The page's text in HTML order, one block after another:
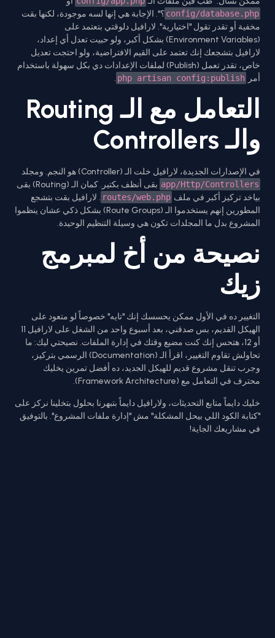
config/database.php؟". الإجابة هي إنها لسه موجودة، لكنها بقت
مخفية أو تقدر تقول "اختيارية". لارافيل دلوقتي بتعتمد على
(Environment Variables) بشكل أكبر، ولو حبيت تعدل أي إعداد،
لارافيل بتشجعك إنك تعتمد على القيم الافتراضية، ولو احتجت تعديل
خاص، تقدر تعمل (Publish) لملفات الإعدادات دي بكل سهولة باستخدام
أمر php artisan config:publish
.
التعامل مع الـ Routing
والـ Controllers
في الإصدارات الجديدة، لارافيل خلت الـ (Controller) هو النجم. ومجلد
app/Http/Controllers
بقى أنظف بكتير. كمان الـ (Routing) بقى
بياخد تركيز أكبر في ملف routes/web.php . لارافيل بقت بتشجع
المطورين إنهم يستخدموا الـ (Route Groups) بشكل ذكي عشان ينظموا
المشروع بدل ما المجلدات تكون هي وسيلة التنظيم الوحيدة.
نصيحة من أخ لمبرمج
زيك
التغيير ده في الأول ممكن يحسسك إنك "تايه" خصوصاً لو متعود على
الهيكل القديم، بس صدقني، بعد أسبوع واحد من الشغل على لارافيل 11
أو 12، هتحس إنك كنت مضيع وقتك في إدارة الملفات. نصيحتي ليك: ما
تحاولش تقاوم التغيير، اقرأ الـ (Documentation) الرسمي بتركيز،
وجرب تنقل مشروع قديم للهيكل الجديد، ده أفضل تمرين يخليك
محترف في التعامل مع (Framework Architecture).
خليك دايماً متابع التحديثات، ولارافيل دايماً بتبهرنا بحلول بتخلينا نركز على
"كتابة الكود اللي بيحل المشكلة" مش "إدارة ملفات المشروع". بالتوفيق
في مشاريعك الجاية!